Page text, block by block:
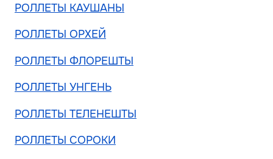
РОЛЛЕТЫ КАУШАНЫ
РОЛЛЕТЫ ОРХЕЙ
РОЛЛЕТЫ ФЛОРЕШТЫ
РОЛЛЕТЫ УНГЕНЬ
РОЛЛЕТЫ ТЕЛЕНЕШТЫ
РОЛЛЕТЫ СОРОКИ